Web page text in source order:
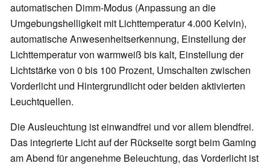
automatischen Dimm-Modus (Anpassung an die
Umgebungshelligkeit mit Lichttemperatur 4.000 Kelvin),
automatische Anwesenheitserkennung, Einstellung der
Lichttemperatur von warmweiß bis kalt, Einstellung der
Lichtstärke von 0 bis 100 Prozent, Umschalten zwischen
Vorderlicht und Hintergrundlicht oder beiden aktivierten
Leuchtquellen.
Die Ausleuchtung ist einwandfrei und vor allem blendfrei.
Das integrierte Licht auf der Rückseite sorgt beim Gaming
am Abend für angenehme Beleuchtung, das Vorderlicht ist